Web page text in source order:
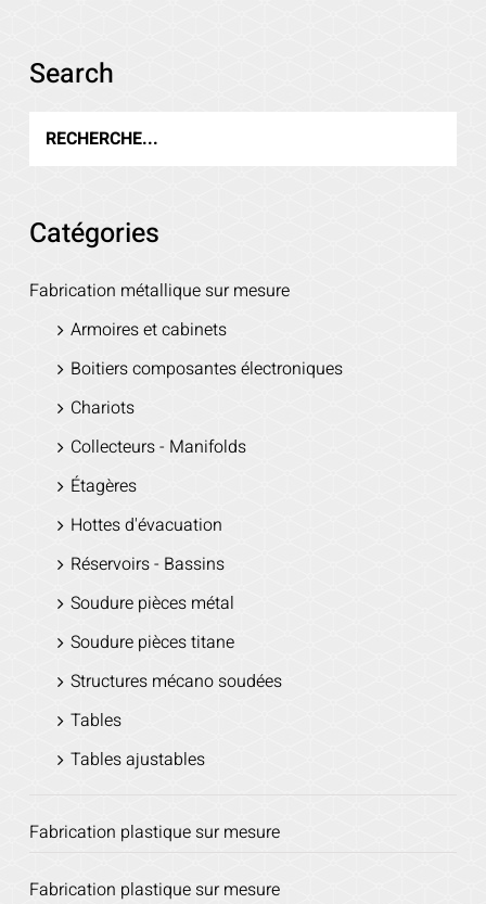
Search
Catégories
Fabrication métallique sur mesure
Armoires et cabinets
Boitiers composantes électroniques
Chariots
Collecteurs - Manifolds
Étagères
Hottes d'évacuation
Réservoirs - Bassins
Soudure pièces métal
Soudure pièces titane
Structures mécano soudées
Tables
Tables ajustables
Fabrication plastique sur mesure
Fabrication plastique sur mesure